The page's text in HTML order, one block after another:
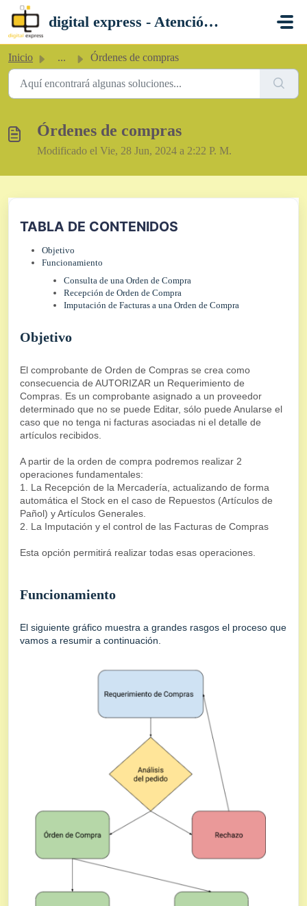
Saltar al contenido principal
digital express - Atención al Cliente
Inicio ... Órdenes de compras
Órdenes de compras
Modificado el Vie, 28 Jun, 2024 a 2:22 P. M.
TABLA DE CONTENIDOS
Objetivo
Funcionamiento
Consulta de una Orden de Compra
Recepción de Orden de Compra
Imputación de Facturas a una Orden de Compra
Objetivo
El comprobante de Orden de Compras se crea como
consecuencia de AUTORIZAR un Requerimiento de
Compras. Es un comprobante asignado a un proveedor
determinado que no se puede Editar, sólo puede Anularse el
caso que no tenga ni facturas asociadas ni el detalle de
artículos recibidos.
A partir de la orden de compra podremos realizar 2
operaciones fundamentales:
1. La Recepción de la Mercadería, actualizando de forma
automática el Stock en el caso de Repuestos (Artículos de
Pañol) y Artículos Generales.
2. La Imputación y el control de las Facturas de Compras
Esta opción permitirá realizar todas esas operaciones.
Funcionamiento
El siguiente gráfico muestra a grandes rasgos el proceso que
vamos a resumir a continuación.